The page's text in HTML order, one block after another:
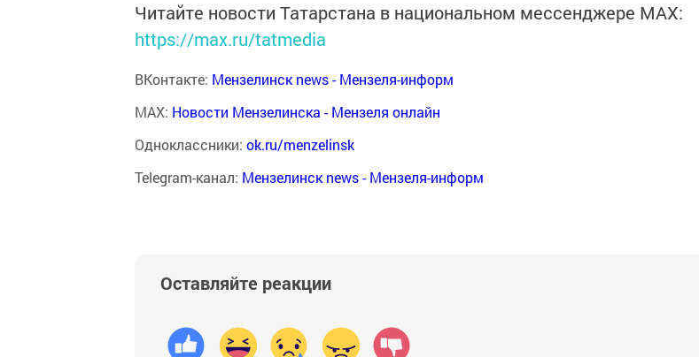
Читайте новости Татарстана в национальном мессенджере MАХ:
https://max.ru/tatmedia
ВКонтакте: Мензелинск news - Мензеля-информ
MAX: Новости Мензелинска - Мензеля онлайн
Одноклассники: ok.ru/menzelinsk
Telegram-канал: Мензелинск news - Мензеля-информ
Оставляйте реакции